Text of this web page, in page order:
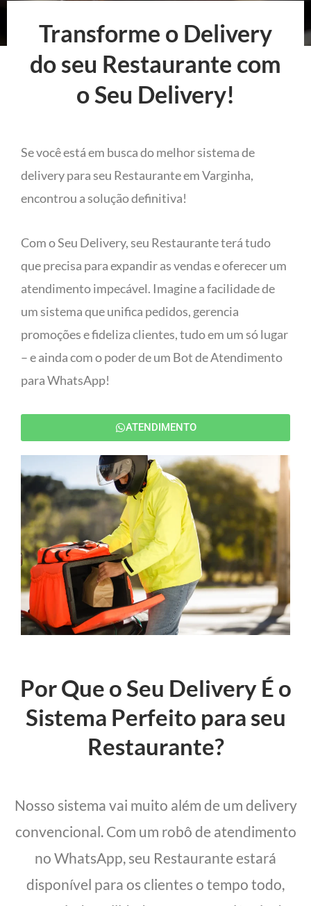
Transforme o Delivery
do seu Restaurante com
o Seu Delivery!
Se você está em busca do melhor sistema de
delivery para seu Restaurante em Varginha,
encontrou a solução definitiva!
Com o Seu Delivery, seu Restaurante terá tudo
que precisa para expandir as vendas e oferecer um
atendimento impecável. Imagine a facilidade de
um sistema que unifica pedidos, gerencia
promoções e fideliza clientes, tudo em um só lugar
– e ainda com o poder de um Bot de Atendimento
para WhatsApp!
ATENDIMENTO
Por Que o Seu Delivery É o
Sistema Perfeito para seu
Restaurante?
Nosso sistema vai muito além de um delivery
convencional. Com um robô de atendimento
no WhatsApp, seu Restaurante estará
disponível para os clientes o tempo todo,